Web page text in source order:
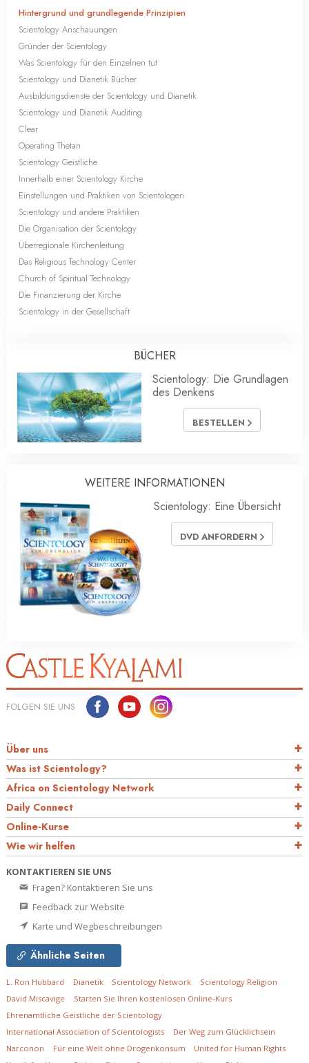
Hintergrund und grundlegende Prinzipien
Scientology Anschauungen
Gründer der Scientology
Was Scientology für den Einzelnen tut
Scientology und Dianetik Bücher
Ausbildungsdienste der Scientology und Dianetik
Scientology und Dianetik Auditing
Clear
Operating Thetan
Scientology Geistliche
Innerhalb einer Scientology Kirche
Einstellungen und Praktiken von Scientologen
Scientology und andere Praktiken
Die Organisation der Scientology
Überregionale Kirchenleitung
Das Religious Technology Center
Church of Spiritual Technology
Die Finanzierung der Kirche
Scientology in der Gesellschaft
BÜCHER
Scientology: Die Grundlagen
des Denkens
BESTELLEN
WEITERE INFORMATIONEN
Scientology: Eine Übersicht
DVD ANFORDERN
FOLGEN SIE UNS
Über uns
Was ist Scientology?
Africa on Scientology Network
Daily Connect
Online-Kurse
Wie wir helfen
KONTAKTIEREN SIE UNS
Fragen? Kontaktieren Sie uns
Feedback zur Website
Karte und Wegbeschreibungen
Ähnliche Seiten
L. Ron Hubbard Dianetik Scientology Network
Scientology Religion
David Miscavige
Starten Sie Ihren kostenlosen Online-Kurs
Ehrenamtliche Geistliche der Scientology
International Association of Scientologists
Der Weg zum Glücklichsein
Narconon
Für eine Welt ohne Drogenkonsum
United for Human Rights